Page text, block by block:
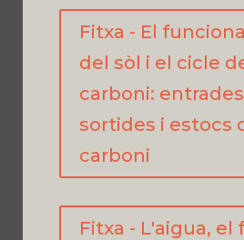
Fitxa - El
del sòl i el cicle
carboni:
sortides i estocs
carboni
Fitxa - L'aigua, el